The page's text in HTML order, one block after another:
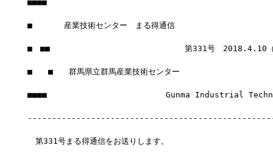
■■■■
■　　　　産業技術センター　まる得通信
■　■■　　　　　　　　　　　　　　　　　第331号　2018.4.10
■　　■　　群馬県立群馬産業技術センター
■■■■　　　　　　　　　　　　　　　Gunma Industrial
第331号まる得通信をお送りします。